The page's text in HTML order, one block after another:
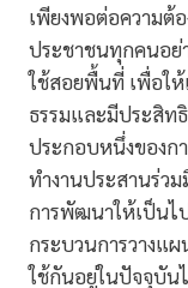
เพียงพอต่อความต้อ
ประชาชนทุกคนอย่
ใช้สอยพื้นที่ เพื่อให้
ธรรมและมีประสิท
ประกอบหนึ่งของก
ทำงานประสานร่ว
การพัฒนาให้เป็นไ
กระบวนการวางแ
ใช้กันอยู่ในปัจจุบัน